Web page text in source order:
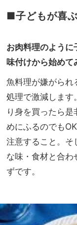
■子どもが喜
お肉料理のように
味付けから始めて
魚料理が嫌がられ
処理で激減します
り身を買ったら
めにふるのでも
注意すること。そ
な味・食材と合わ
ずです。